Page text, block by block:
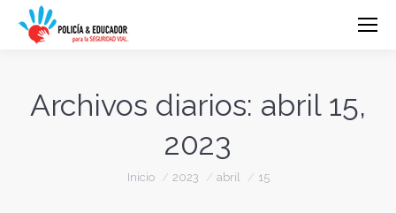
Archivos diarios: abril 15,
2023
Estás aquí:
Inicio 2023 abril 15